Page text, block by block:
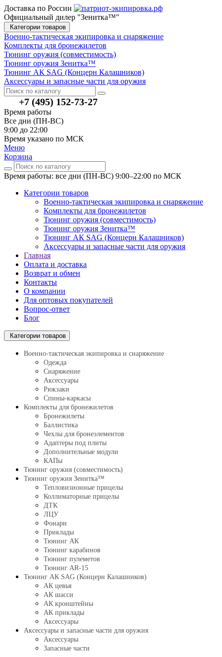
Доставка по России
Официальный дилер "Зенитка™"
Категории товаров
Военно-тактическая экипировка и снаряжение
Комплекты для бронежилетов
Тюнинг оружия (совместимость)
Тюнинг оружия Зенитка™
Тюнинг АК SAG (Концерн Калашников)
Аксессуары и запасные части для оружия
+7 (495) 152-73-27
Время работы
Все дни (ПН-ВС)
9:00 до 22:00
Время указано по МСК
Меню
Корзина
Время работы: все дни (ПН-ВС) 9:00–22:00 по МСК
Категории товаров
Военно-тактическая экипировка и снаряжение
Комплекты для бронежилетов
Тюнинг оружия (совместимость)
Тюнинг оружия Зенитка™
Тюнинг АК SAG (Концерн Калашников)
Аксессуары и запасные части для оружия
Главная
Оплата и доставка
Возврат и обмен
Контакты
О компании
Для оптовых покупателей
Вопрос-ответ
Блог
Категории товаров
Военно-тактическая экипировка и снаряжение
Одежда
Снаряжение
Аксессуары
Рюкзаки
Спины-каркасы
Комплекты для бронежилетов
Бронежилеты
Баллистика
Чехлы для бронеэлементов
Адаптеры под плиты
Дополнительные модули
КАПы
Тюнинг оружия (совместимость)
Тюнинг оружия Зенитка™
Тепловизионные прицелы
Коллиматорные прицелы
ДТК
ЛЦУ
Фонари
Приклады
Тюнинг АК
Тюнинг карабинов
Тюнинг пулеметов
Тюнинг AR-15
Тюнинг АК SAG (Концерн Калашников)
АК цевья
АК шасси
АК кронштейны
АК приклады
Аксессуары
Аксессуары и запасные части для оружия
Аксессуары
Запасные части